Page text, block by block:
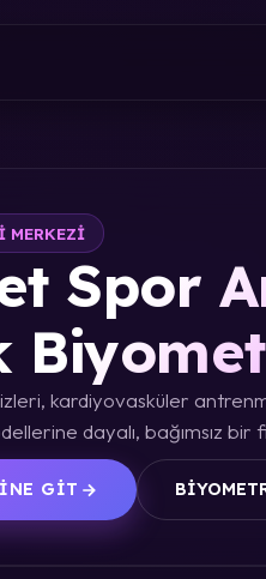
MERKEZI
Spor
kardiyovasküler
dayalı, bağımsız
GIT